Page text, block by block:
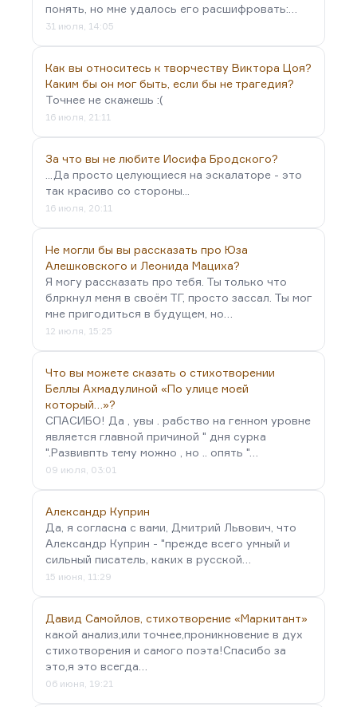
понять, но мне удалось его расшифровать:…
31 июля, 14:05
Как вы относитесь к творчеству Виктора Цоя?
Каким бы он мог быть, если бы не трагедия?
Точнее не скажешь :(
16 июля, 21:11
За что вы не любите Иосифа Бродского?
...Да просто целующиеся на эскалаторе - это
так красиво со стороны...
16 июля, 20:11
Не могли бы вы рассказать про Юза
Алешковского и Леонида Мациха?
Я могу рассказать про тебя. Ты только что
блркнул меня в своём ТГ, просто зассал. Ты мог
мне пригодиться в будущем, но…
12 июля, 15:25
Что вы можете сказать о стихотворении
Беллы Ахмадулиной «По улице моей
который…»?
СПАСИБО! Да , увы . рабство на генном уровне
является главной причиной " дня сурка
".Развивпть тему можно , но .. опять "…
09 июля, 03:01
Александр Куприн
Да, я согласна с вами, Дмитрий Львович, что
Александр Куприн - "прежде всего умный и
сильный писатель, каких в русской…
15 июня, 11:29
Давид Самойлов, стихотворение «Маркитант»
какой анализ,или точнее,проникновение в дух
стихотворения и самого поэта!Спасибо за
это,я это всегда…
06 июня, 19:21